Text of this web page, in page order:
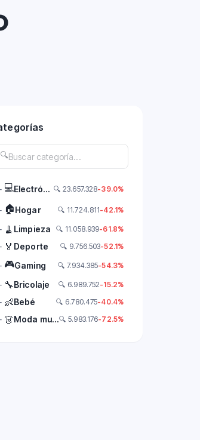
🔍Buscar categoría...
💻 Electrónica 🔍23.657.328-39.0%
🏠Hogar 🔍 11.724.811-42.1%
🧹 Limpieza 🔍 11.058.939-61.8%
🏅 Deporte 🔍 9.756.503-52.1%
🎮Gaming 🔍7.934.385-54.3%
🔧Bricolaje 🔍 6.989.752-15.2%
👶Bebé 🔍 6.780.475-40.4%
👗 Moda mujer🔍5.983.176-72.5%